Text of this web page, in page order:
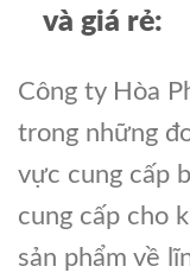
và giá rẻ:
Công ty Hòa
trong những
vực cung cấp
cung cấp cho
sản phẩm về